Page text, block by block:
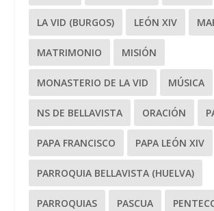
LA VID (BURGOS) LEÓN XIV
MATRIMONIO MISIÓN
MONASTERIO DE LA VID MÚSICA
NS DE BELLAVISTA ORACIÓN
PAPA FRANCISCO PAPA LEÓN XIV
PARROQUIA BELLAVISTA (HUELVA)
PARROQUIAS PASCUA